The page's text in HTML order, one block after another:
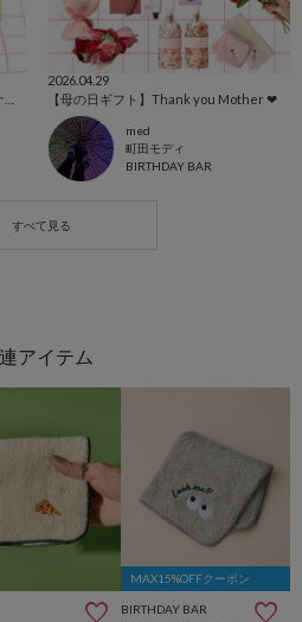
2026.04.29
【母の日ギフト】Thank you Mother ❤︎
med
町田モディ
BIRTHDAY BAR
MAX15%OFFクーポン
BIRTHDAY BAR